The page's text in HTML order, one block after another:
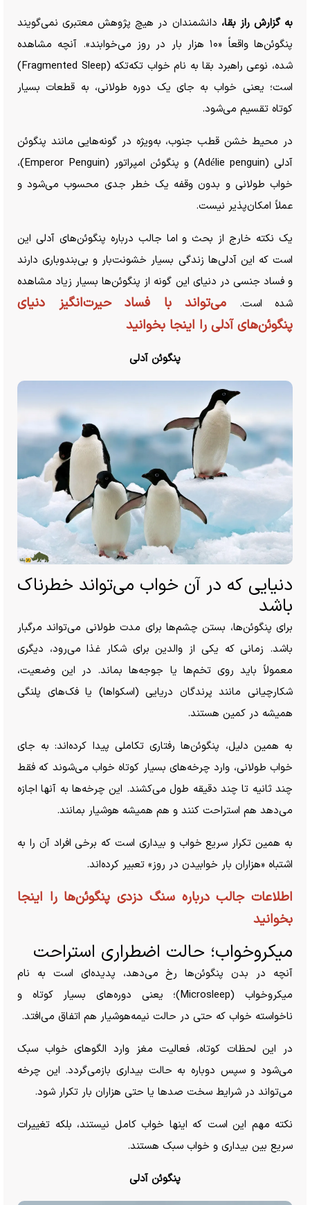
به گزارش راز بقا، دانشمندان در هیچ پژوهش معتبری نمی‌گویند
پنگوئن‌ها واقعاً «۱۰ هزار بار در روز می‌خوابند». آنچه مشاهده
شده، نوعی راهبرد بقا به نام خواب تکه‌تکه (Fragmented Sleep)
است؛ یعنی خواب به جای یک دوره طولانی، به قطعات بسیار
کوتاه تقسیم می‌شود.
در محیط خشن قطب جنوب، به‌ویژه در گونه‌هایی مانند پنگوئن
آدلی (Adélie penguin) و پنگوئن امپراتور (Emperor Penguin)،
خواب طولانی و بدون وقفه یک خطر جدی محسوب می‌شود و
عملاً امکان‌پذیر نیست.
یک نکته خارج از بحث و اما جالب درباره پنگوئن‌های آدلی این
است که این آدلی‌ها زندگی بسیار خشونت‌بار و بی‌بندوباری دارند
و فساد جنسی در دنیای این گونه از پنگوئن‌ها بسیار زیاد مشاهده
شده است.
می‌تواند با فساد حیرت‌انگیز دنیای
پنگوئن‌های آدلی را اینجا بخوانید
پنگوئن آدلی
دنیایی که در آن خواب می‌تواند خطرناک
باشد
برای پنگوئن‌ها، بستن چشم‌ها برای مدت طولانی می‌تواند مرگبار
باشد. زمانی که یکی از والدین برای شکار غذا می‌رود، دیگری
معمولاً باید روی تخم‌ها یا جوجه‌ها بماند. در این وضعیت،
شکارچیانی مانند پرندگان دریایی (اسکواها) یا فک‌های پلنگی
همیشه در کمین هستند.
به همین دلیل، پنگوئن‌ها رفتاری تکاملی پیدا کرده‌اند: به جای
خواب طولانی، وارد چرخه‌های بسیار کوتاه خواب می‌شوند که فقط
چند ثانیه تا چند دقیقه طول می‌کشند. این چرخه‌ها به آنها اجازه
می‌دهد هم استراحت کنند و هم همیشه هوشیار بمانند.
به همین تکرار سریع خواب و بیداری است که برخی افراد آن را به
اشتباه «هزاران بار خوابیدن در روز» تعبیر کرده‌اند.
اطلاعات جالب درباره سنگ دزدی پنگوئن‌ها را اینجا
بخوانید
میکروخواب؛ حالت اضطراری استراحت
آنچه در بدن پنگوئن‌ها رخ می‌دهد، پدیده‌ای است به نام
میکروخواب (Microsleep)؛ یعنی دوره‌های بسیار کوتاه و
ناخواسته خواب که حتی در حالت نیمه‌هوشیار هم اتفاق می‌افتد.
در این لحظات کوتاه، فعالیت مغز وارد الگو‌های خواب سبک
می‌شود و سپس دوباره به حالت بیداری بازمی‌گردد. این چرخه
می‌تواند در شرایط سخت صد‌ها یا حتی هزاران بار تکرار شود.
نکته مهم این است که اینها خواب کامل نیستند، بلکه تغییرات
سریع بین بیداری و خواب سبک هستند.
پنگوئن آدلی